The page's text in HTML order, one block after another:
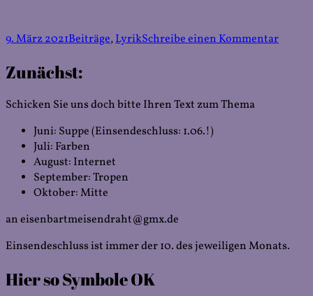
Veröffentlicht
9. März 2021Kategorien
Beiträge,LyrikSchreibe einen Kommentarzu
Zunächst:
Schicken Sie uns doch bitte Ihren Text zum Thema
Juni: Suppe (Einsendeschluss: 1.06.!)
Juli: Farben
August: Internet
September: Tropen
Oktober: Mitte
an eisenbartmeisendraht@gmx.de
Einsendeschluss ist immer der 10. des jeweiligen Monats.
Hier so Symbole OK